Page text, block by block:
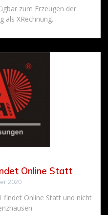
zum Erzeugen der
als XRechnung.
Online Statt
2020
findet Online Statt und nicht